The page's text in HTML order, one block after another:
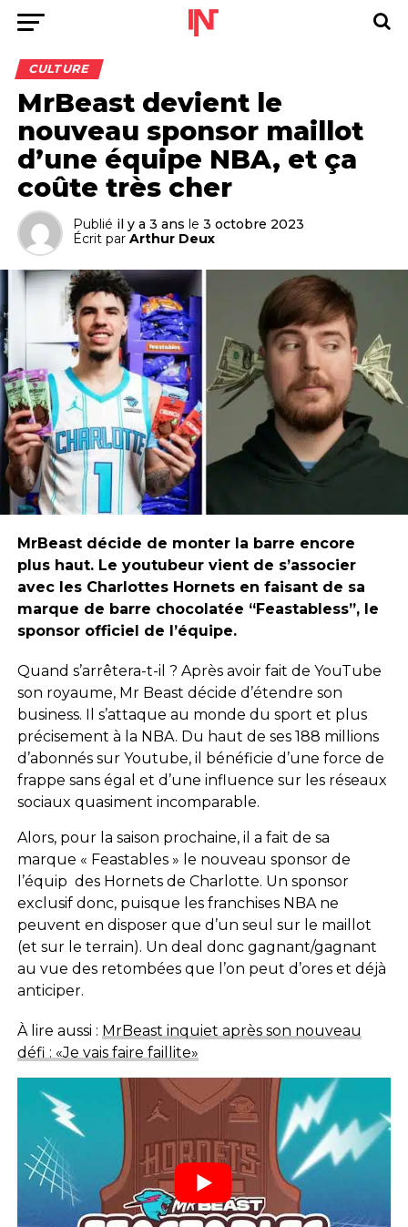
CULTURE
MrBeast devient le
nouveau sponsor maillot
d’une équipe NBA, et ça
coûte très cher
Publié il y a 3 ans le 3 octobre 2023
Écrit par Arthur Deux
MrBeast décide de monter la barre encore
plus haut. Le youtubeur vient de s’associer
avec les Charlottes Hornets en faisant de sa
marque de barre chocolatée “Feastabless”, le
sponsor officiel de l’équipe.
Quand s’arrêtera-t-il ? Après avoir fait de YouTube
son royaume, Mr Beast décide d’étendre son
business. Il s’attaque au monde du sport et plus
précisement à la NBA. Du haut de ses 188 millions
d’abonnés sur Youtube, il bénéficie d’une force de
frappe sans égal et d’une influence sur les réseaux
sociaux quasiment incomparable.
Alors, pour la saison prochaine, il a fait de sa
marque « Feastables » le nouveau sponsor de
l’équip des Hornets de Charlotte. Un sponsor
exclusif donc, puisque les franchises NBA ne
peuvent en disposer que d’un seul sur le maillot
(et sur le terrain). Un deal donc gagnant/gagnant
au vue des retombées que l’on peut d’ores et déjà
anticiper.
À lire aussi : MrBeast inquiet après son nouveau
défi : «Je vais faire faillite»